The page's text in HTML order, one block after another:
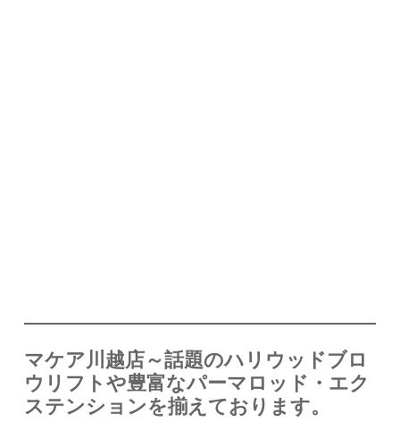
マケア川越店～話題のハリウッドブロ
ウリフトや豊富なパーマロッド・エク
ステンションを揃えております。